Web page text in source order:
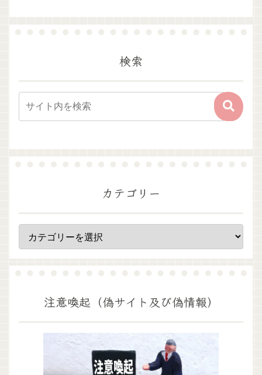
検索
カテゴリー
注意喚起（偽サイト及び偽情報）